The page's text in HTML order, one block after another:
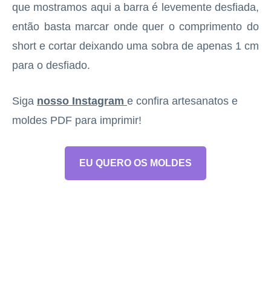
que mostramos aqui a barra é levemente desfiada,
então basta marcar onde quer o comprimento do
short e cortar deixando uma sobra de apenas 1 cm
para o desfiado.
Siga nosso Instagram e confira artesanatos e
moldes PDF para imprimir!
EU QUERO OS MOLDES